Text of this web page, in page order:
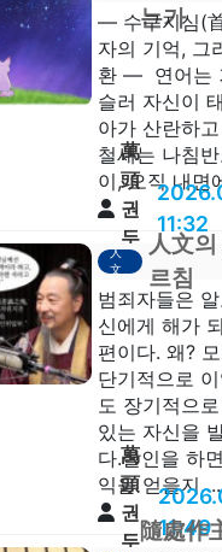
는가
— 수구지심(
자의 기억, 그
환 — 연어는
슬러 자신이
아가 산란하
철새는 나침
이, 오직 내면
萬
頭
권
두
안
11:32
人
文
人文
르침
범죄자들은
신에게 해가
편이다. 왜?
단기적으로
도 장기적으
있는 자신을
다.살인을 하
익을 얻을지 ...
萬
頭
권
두
11:49
隨處作